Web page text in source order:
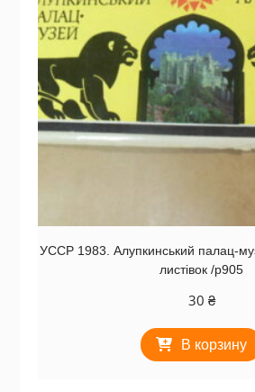
УССР 1983. Алупкинський палац-
листівок /р905
30 ₴
В корзину